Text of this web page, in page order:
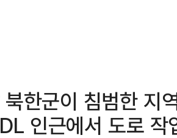
한군이 침범한 지
인근에서 도로